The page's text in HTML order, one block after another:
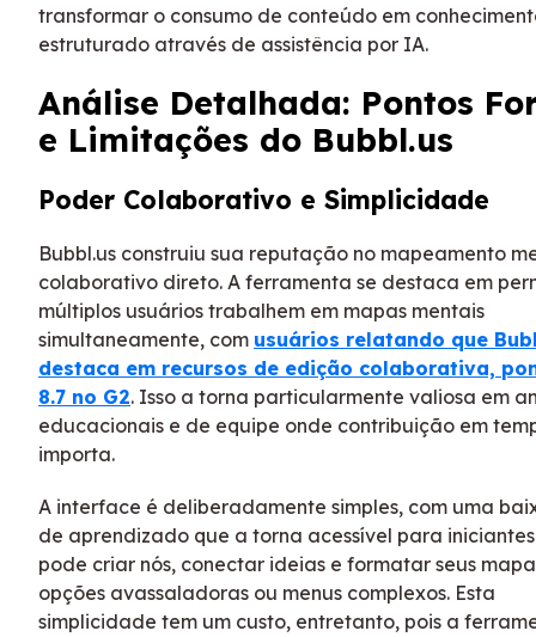
transformar o consumo de conteúdo em
estruturado através de assistência por IA.
Análise Detalhada: Pontos
e Limitações do Bubbl.us
Poder Colaborativo e Simplicidade
Bubbl.us construiu sua reputação no mapeamento
colaborativo direto. A ferramenta se destaca em
múltiplos usuários trabalhem em mapas mentais
simultaneamente, com usuários relatando que
destaca em recursos de edição colaborativa,
8.7 no G2. Isso a torna particularmente valiosa em
educacionais e de equipe onde contribuição em
importa.
A interface é deliberadamente simples, com uma
de aprendizado que a torna acessível para
pode criar nós, conectar ideias e formatar seus
opções avassaladoras ou menus complexos. Esta
simplicidade tem um custo, entretanto, pois a